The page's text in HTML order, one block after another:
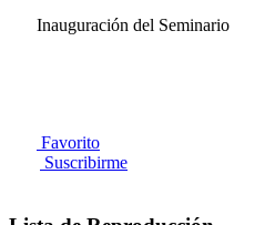
Inauguración del Seminario
Favorito
Suscribirme